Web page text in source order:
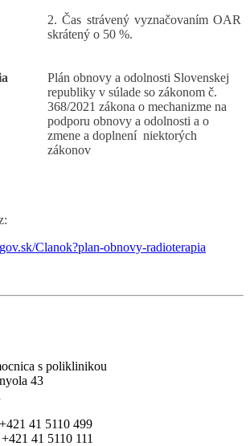
2. Čas strávený vyznačovaním OAR
skrátený o 50 %.
Plán obnovy a odolnosti Slovenskej
republiky v súlade so zákonom č.
368/2021 zákona o mechanizme na
podporu obnovy a odolnosti a o
zmene a doplnení niektorých
zákonov
Clanok?plan-obnovy-radioterapia
s poliklinikou
43
41 5110 499
41 5110 111